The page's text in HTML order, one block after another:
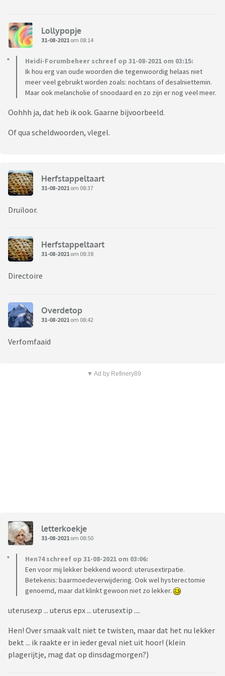
Lollypopje
31-08-2021 om 08:14
Heidi-Forumbeheer schreef op 31-08-2021 om 03:15:
Ik hou erg van oude woorden die tegenwoordig helaas niet
meer veel gebruikt worden zoals: nochtans of desalniettemin.
Maar ook melancholie of snoodaard en zo zijn er nog veel meer.
Oohhh ja, dat heb ik ook. Gaarne bijvoorbeeld.
Of qua scheldwoorden, vlegel.
Herfstappeltaart
31-08-2021 om 08:37
Druiloor.
Herfstappeltaart
31-08-2021 om 08:38
Directoire
Overdetop
31-08-2021 om 08:42
Verfomfaaid
▼ Ad by Refinery89
letterkoekje
31-08-2021 om 08:50
Hen74 schreef op 31-08-2021 om 03:06:
Een voor mij lekker bekkend woord: uterusextirpatie.
Betekenis: baarmoedeverwijdering. Ook wel hysterectomie
genoemd, maar dat klinkt gewoon niet zo lekker.
uterusexp ... uterus epx ... uterusextip ....
Hen! Over smaak valt niet te twisten, maar dat het nu lekker
bekt ... ik raakte er in ieder geval niet uit hoor! (klein
plagerijtje, mag dat op dinsdagmorgen?)